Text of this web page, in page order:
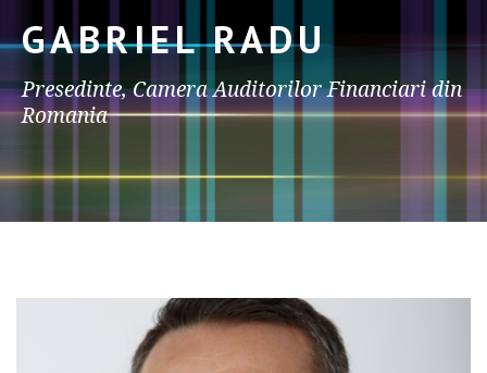
GABRIEL RADU
Presedinte, Camera Auditorilor Financiari din
Romania